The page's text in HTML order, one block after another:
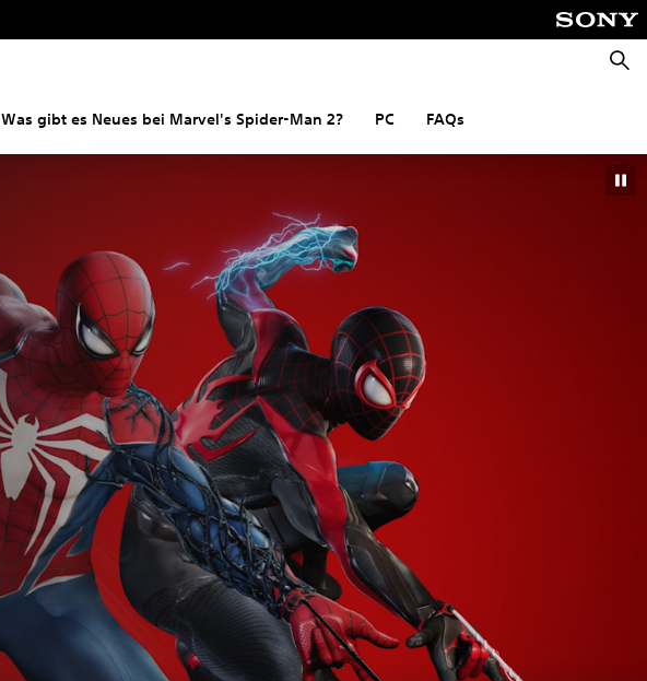
Was gibt es Neues bei Marvel's Spider-Man 2? PC FAQs